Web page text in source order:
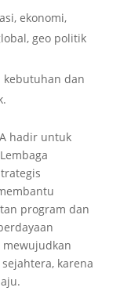
ekonomi,
geo politik
kebutuhan dan
hadir untuk
program dan
mewujudkan
karena